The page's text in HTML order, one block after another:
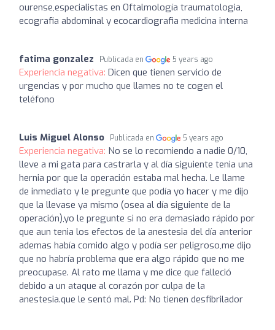
ourense,especialistas en Oftalmología traumatologia,
ecografia abdominal y ecocardiografia medicina interna
fatima gonzalez Publicada en 5 years ago
Experiencia negativa: Dicen que tienen servicio de
urgencias y por mucho que llames no te cogen el
teléfono
Luis Miguel Alonso Publicada en 5 years ago
Experiencia negativa: No se lo recomiendo a nadie 0/10,
lleve a mi gata para castrarla y al día siguiente tenia una
hernia por que la operación estaba mal hecha. Le llame
de inmediato y le pregunte que podía yo hacer y me dijo
que la llevase ya mismo (osea al día siguiente de la
operación),yo le pregunte si no era demasiado rápido por
que aun tenia los efectos de la anestesia del día anterior
ademas había comido algo y podía ser peligroso,me dijo
que no habría problema que era algo rápido que no me
preocupase. Al rato me llama y me dice que falleció
debido a un ataque al corazón por culpa de la
anestesia.que le sentó mal. Pd: No tienen desfibrilador